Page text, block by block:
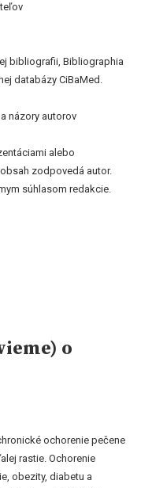
bibliografii, Bibliographia
databázy CiBaMed.
názory autorov
alebo
zodpovedá autor.
súhlasom redakcie.
o
ochorenie pečene
rastie. Ochorenie
obezity, diabetu a